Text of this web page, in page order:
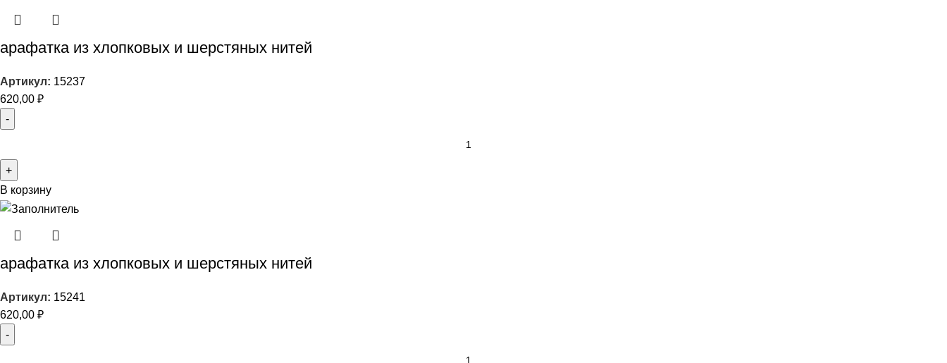
арафатка из хлопковых и шерстяных нитей
Артикул: 15237
620,00 ₽
В корзину
арафатка из хлопковых и шерстяных нитей
Артикул: 15241
620,00 ₽